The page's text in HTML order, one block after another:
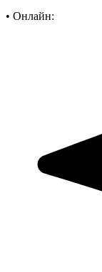
• Онлайн: